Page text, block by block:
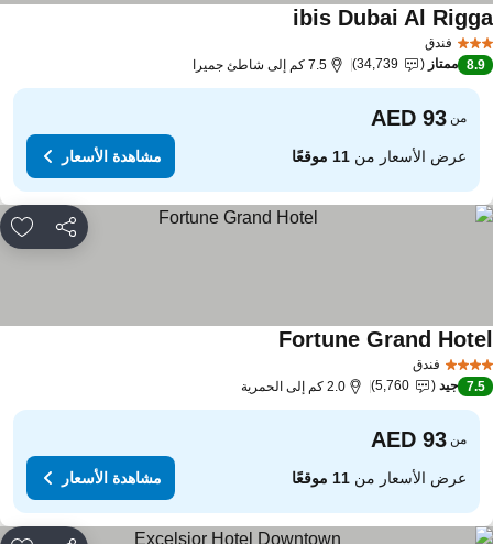
فندق
ibis Dubai Alمشاهدة الأسعار
8.9 ممتاز 34,739 7.5 كم إلى شاطئ جميرا
من
عرض الأسعار من11 موقعًا مشاهدة الأسعار
مشاركة
فندق
Fortune Grandمشاهدة الأسعار
7.5 جيد 5,760 2.0 كم إلى الحمرية
من
عرض الأسعار من11 موقعًا مشاهدة الأسعار